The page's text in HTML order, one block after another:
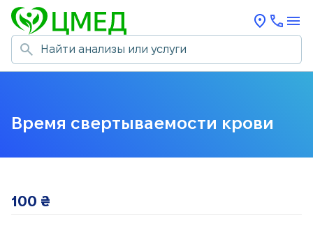
Время свертываемости крови
100 ₴